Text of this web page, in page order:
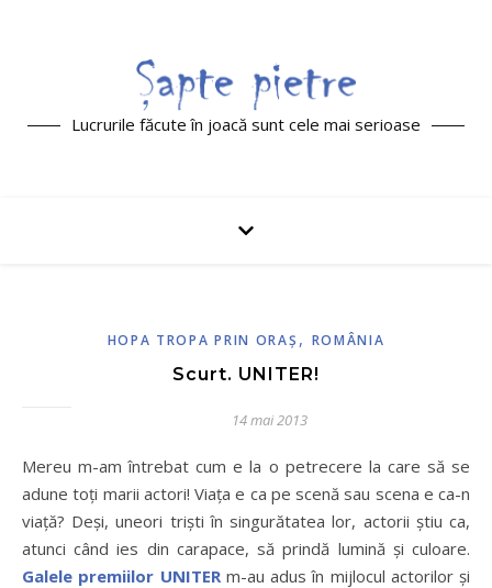
Lucrurile făcute în joacă sunt cele mai serioase
HOPA TROPA PRIN ORAŞ , ROMÂNIA
Scurt. UNITER!
14 mai 2013
Mereu m-am întrebat cum e la o petrecere la care să se
adune toți marii actori! Viața e ca pe scenă sau scena e ca-n
viață? Deși, uneori triști în singurătatea lor, actorii știu ca,
atunci când ies din carapace, să prindă lumină și culoare.
Galele premiilor UNITERm-au adus în mijlocul actorilor și